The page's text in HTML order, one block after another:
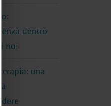
dentro
noi
una